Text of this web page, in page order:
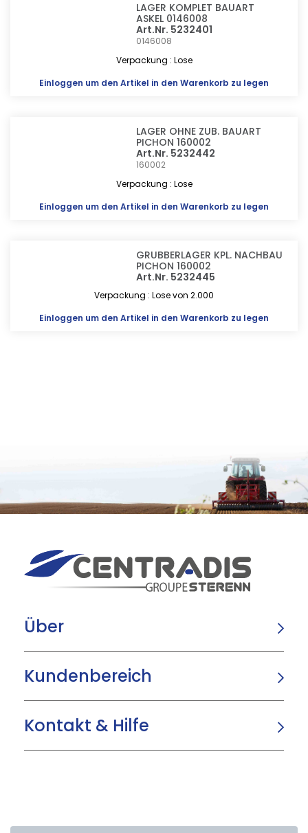
LAGER KOMPLET BAUART
ASKEL 0146008
Art.Nr. 5232401
0146008
Verpackung : Lose
Einloggen um den Artikel in den Warenkorb zu legen
LAGER OHNE ZUB. BAUART
PICHON 160002
Art.Nr. 5232442
160002
Verpackung : Lose
Einloggen um den Artikel in den Warenkorb zu legen
GRUBBERLAGER KPL. NACHBAU
PICHON 160002
Art.Nr. 5232445
Verpackung : Lose von 2.000
Einloggen um den Artikel in den Warenkorb zu legen
Über
Kundenbereich
Kontakt & Hilfe